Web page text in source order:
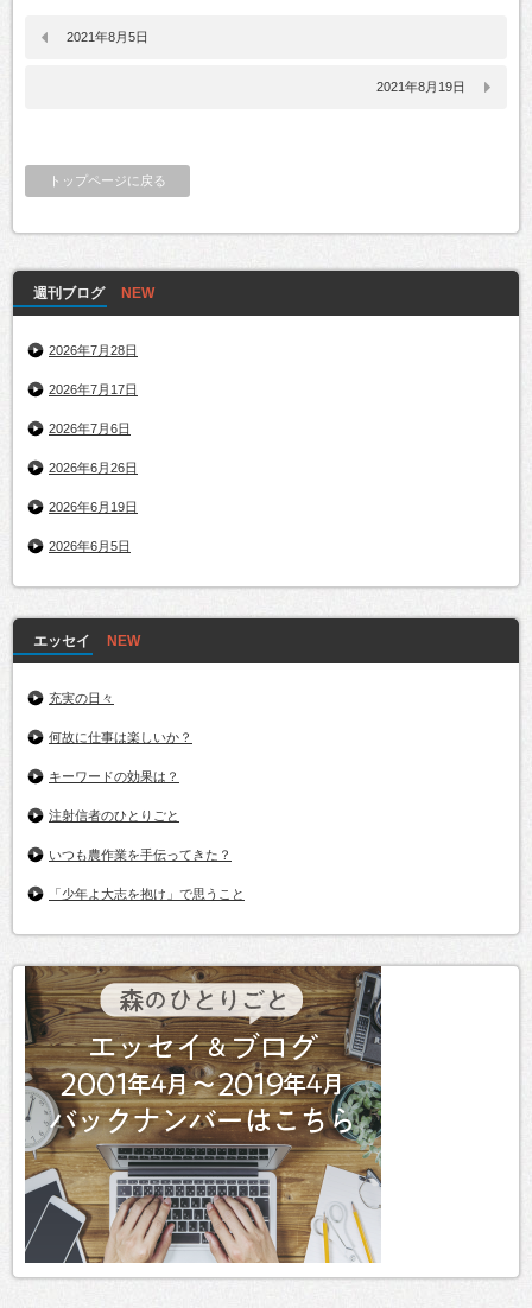
2021年8月5日
2021年8月19日
トップページに戻る
週刊ブログ
2026年7月28日
2026年7月17日
2026年7月6日
2026年6月26日
2026年6月19日
2026年6月5日
エッセイ
充実の日々
何故に仕事は楽しいか？
キーワードの効果は？
注射信者のひとりごと
いつも農作業を手伝ってきた？
「少年よ大志を抱け」で思うこと